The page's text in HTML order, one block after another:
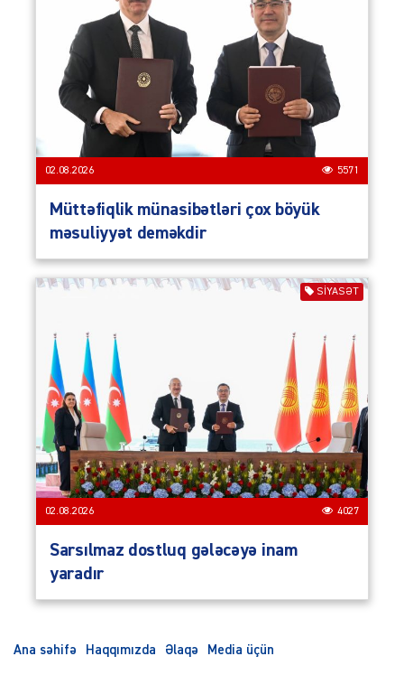
02.08.2026 5571
Müttəfiqlik münasibətləri çox böyük
məsuliyyət deməkdir
SIYASƏT
02.08.2026 4027
Sarsılmaz dostluq gələcəyə inam
yaradır
Ana səhifə Haqqımızda Əlaqə Media üçün